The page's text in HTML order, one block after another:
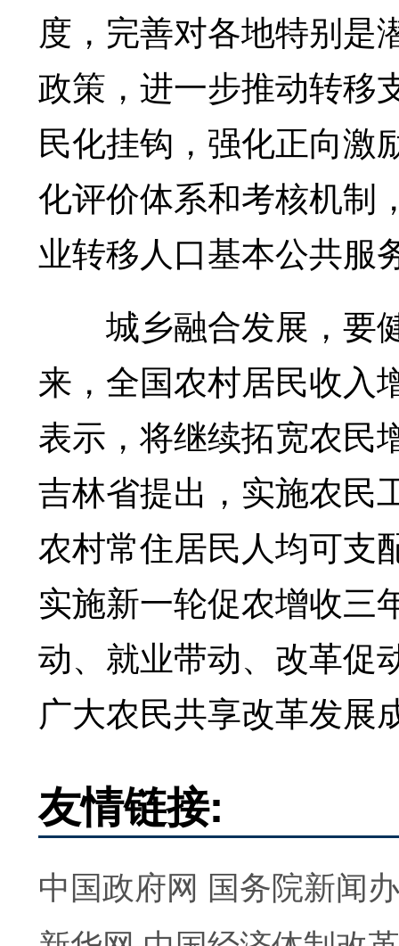
度，完善对各地特别是
政策，进一步推动转移
民化挂钩，强化正向激
化评价体系和考核机制
业转移人口基本公共服
城乡融合发展，要
来，全国农村居民收入
表示，将继续拓宽农民
吉林省提出，实施农民
农村常住居民人均可支
实施新一轮促农增收三
动、就业带动、改革促
广大农民共享改革发展
友情链接:
中国政府网 国务院新闻